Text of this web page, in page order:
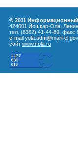
© 2011
424001 Йошкар-Ола,
тел. (8362) 41-44-89, факс
e-mail yola.adm@mari-
сайт www.i-ola.ru